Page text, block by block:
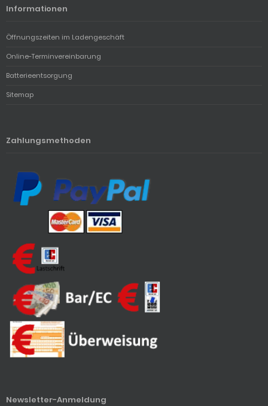
Informationen
Öffnungszeiten im Ladengeschäft
Online-Terminvereinbarung
Batterieentsorgung
Sitemap
Zahlungsmethoden
Newsletter-Anmeldung